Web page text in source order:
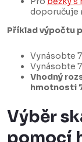
doporučuje
Příklad výpočtu
Vynásobte
Vynásobte
Vhodný
hmotnosti
Výběr
pomocí